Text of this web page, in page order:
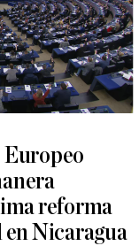
reforma
Nicaragua